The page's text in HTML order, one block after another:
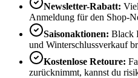
Newsletter-Rabatt:
Anmeldung für den Shop-
Saisonaktionen: Black
und Winterschlussverkauf
Kostenlose Retoure:
zurücknimmt, kannst du